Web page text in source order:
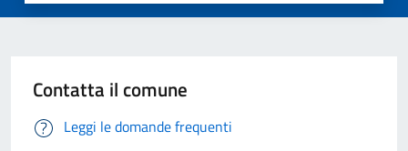
Contatta il comune
Leggi le domande frequenti